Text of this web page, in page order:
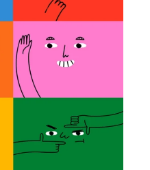
Um
parcerias em
foi a colaboração
de uma jovem com
Atenção e